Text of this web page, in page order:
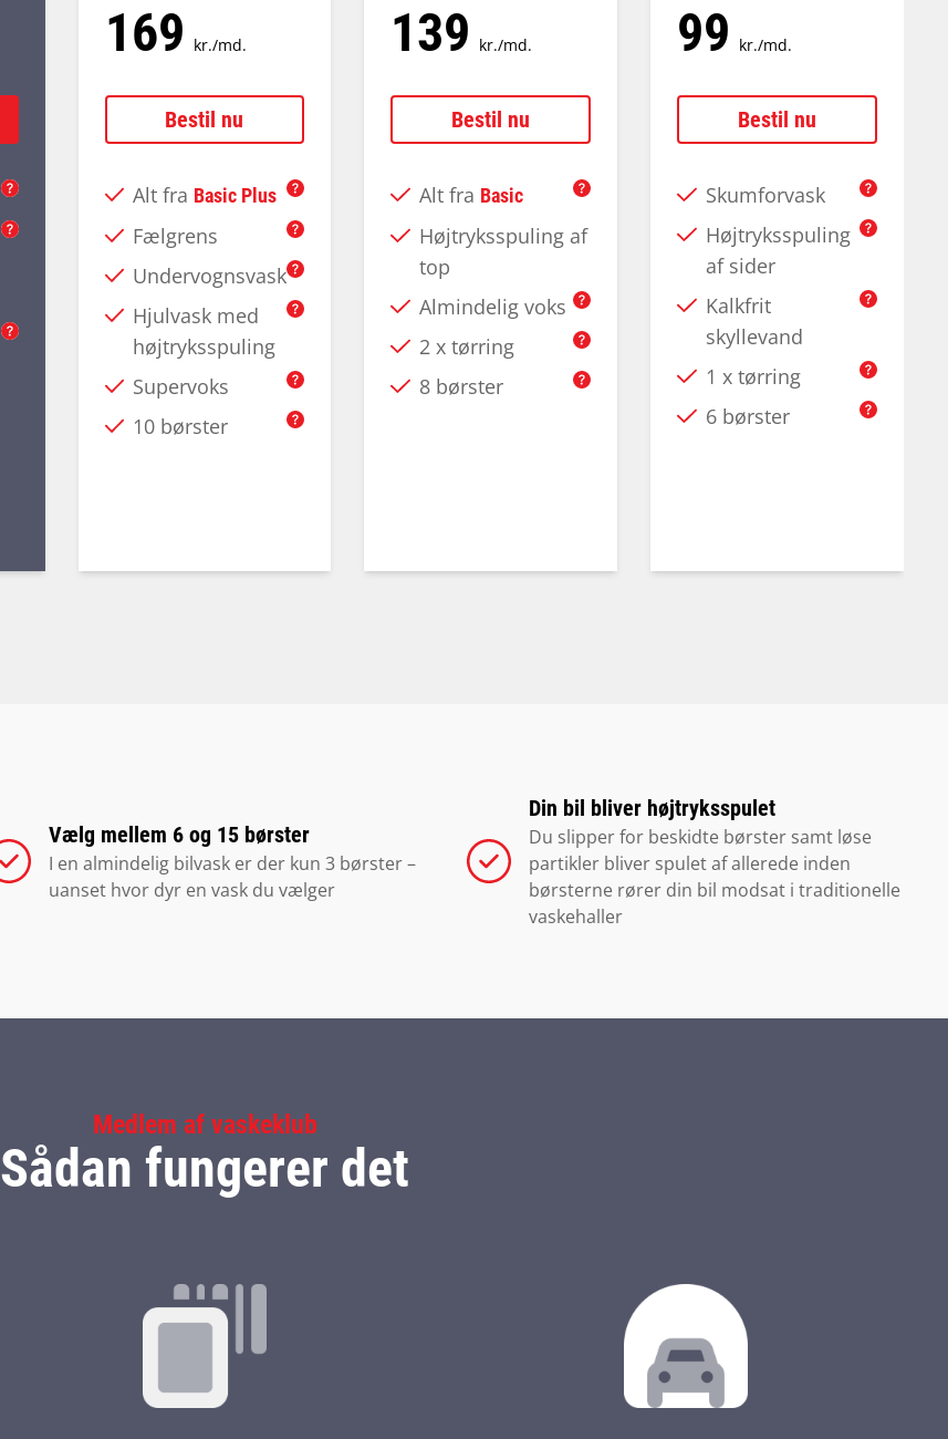
169 kr./md.
Bestil nu
Alt fra Basic Plus
Fælgrens
Undervognsvask
Hjulvask med
højtryksspuling
Supervoks
10 børster
139 kr./md.
Bestil nu
Alt fra Basic
Højtryksspuling af
top
Almindelig voks
2 x tørring
8 børster
99 kr./md.
Bestil nu
Skumforvask
Højtryksspuling
af sider
Kalkfrit
skyllevand
1 x tørring
6 børster
Vælg mellem 6 og 15 børster
I en almindelig bilvask er der kun 3 børster –
uanset hvor dyr en vask du vælger
Din bil bliver højtryksspulet
Du slipper for beskidte børster samt løse
partikler bliver spulet af allerede inden
børsterne rører din bil modsat i traditionelle
vaskehaller
Medlem af vaskeklub
Sådan fungerer det